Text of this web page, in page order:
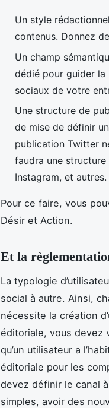
Un style
contenus. Donnez
Un champ
dédié pour guider la
sociaux de votre
Une structure de
de mise de définir
publication Twitter
faudra une
Instagram, et autres.
Pour ce faire, vous
Désir et Action.
Et la
La typologie
social à autre. Ainsi,
nécessite la création
éditoriale, vous devez
qu’un utilisateur a
éditoriale pour les
devez définir le canal
simples, avoir des